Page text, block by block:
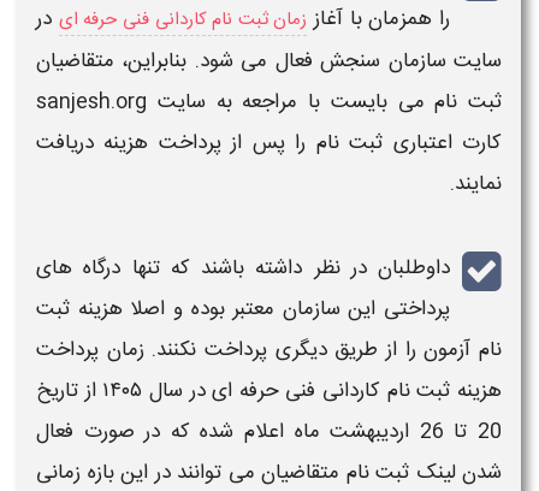
را همزمان با آغاز زمان ثبت نام کاردانی فنی حرفه ای در
سایت سازمان سنجش فعال می شود. بنابراین، متقاضیان
ثبت ناممی بایست با مراجعه به سایت sanjesh.org
کارتاعتباری ثبت نام را پس از پرداخت هزینه دریافت
نمایند.
داوطلبان در نظر داشته باشند که تنها درگاه های
پرداختی این سازمان معتبر بوده و اصلا هزینه ثبت
نامآزمون را از طریق دیگری پرداخت نکنند. زمان پرداخت
هزینه ثبت نام کاردانی فنی حرفه ایدر سال ۱۴۰۵ از تاریخ
20 تا 26 اردیبهشت ماه اعلام شده که در صورت فعال
شدن لینک ثبت نام متقاضیان می توانند در این بازه زمانی